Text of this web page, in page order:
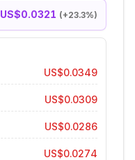
US$0.0321 (+23.3%)
US$0.0349
US$0.0309
US$0.0286
US$0.0274